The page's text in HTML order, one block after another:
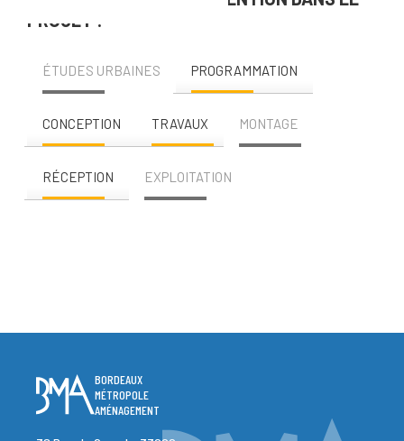
PROJET :
ÉTUDES URBAINES PROGRAMMATION
CONCEPTION TRAVAUX MONTAGE
RÉCEPTION EXPLOITATION
BORDEAUX
MÉTROPOLE
AMÉNAGEMENT